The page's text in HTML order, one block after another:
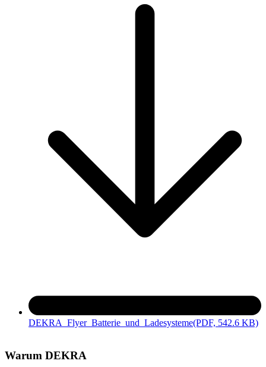
DEKRA_Flyer_Batterie_und_Ladesysteme(PDF, 542.6 KB)
Warum DEKRA